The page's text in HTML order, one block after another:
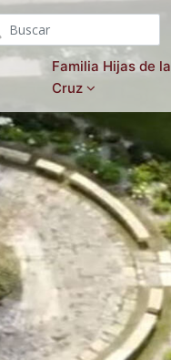
Familia Hijas de la
Cruz